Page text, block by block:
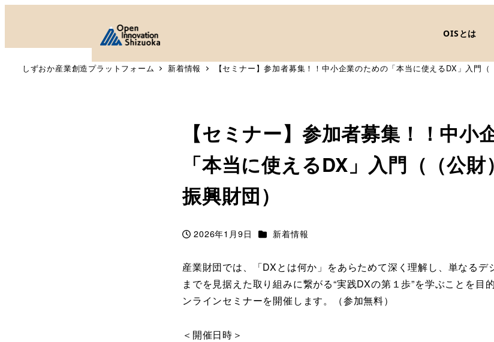
OISとは
しずおか産業創造プラットフォーム 新着情報 【セミナー】参加者募集！！中小企業のための「本当に使えるDX」入門（
【セミナー】参加者募集！！中小
「本当に使えるDX」入門（（公
振興財団）
投稿日
2026年1月9日 カテゴリー
新着情報
産業財団では、「DXとは何か」をあらためて深く理解し、単なるデ
までを見据えた取り組みに繋がる“実践DXの第１歩”を学ぶことを目
ンラインセミナーを開催します。（参加無料）
＜開催日時＞